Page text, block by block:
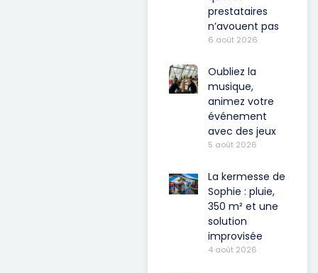
prestataires
n’avouent pas
6 août 2026
Oubliez la
musique,
animez votre
événement
avec des jeux
5 août 2026
La kermesse de
Sophie : pluie,
350 m² et une
solution
improvisée
4 août 2026